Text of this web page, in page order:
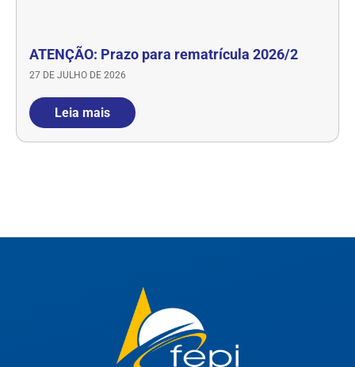
ATENÇÃO: Prazo para rematrícula 2026/2
27 DE JULHO DE 2026
Leia mais